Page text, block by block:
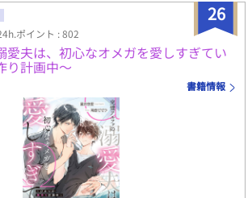
26
ポイント : 802
愛夫は、初心なオメガを愛しすぎてい
り計画中～
書籍情報